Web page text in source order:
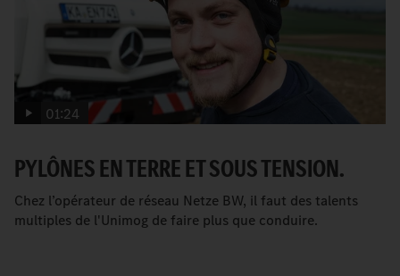
01:24
PYLÔNES EN TERRE ET SOUS TENSION.
Chez l’opérateur de réseau Netze BW, il faut des talents
multiples de l'Unimog de faire plus que conduire.